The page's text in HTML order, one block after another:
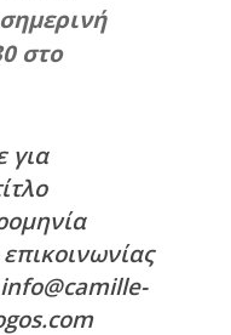
στο
για
info@camille-